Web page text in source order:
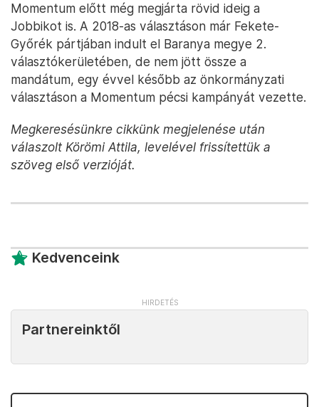
Momentum előtt még megjárta rövid ideig a
Jobbikot is. A 2018-as választáson már Fekete-
Győrék pártjában indult el Baranya megye 2.
választókerületében, de nem jött össze a
mandátum, egy évvel később az önkormányzati
választáson a Momentum pécsi kampányát vezette.
Megkeresésünkre cikkünk megjelenése után
válaszolt Körömi Attila, levelével frissítettük a
szöveg első verzióját.
Kedvenceink
Partnereinktől